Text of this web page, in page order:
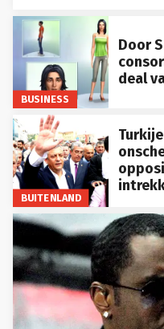
BUSINESS
Door
deal
BUITENLAND